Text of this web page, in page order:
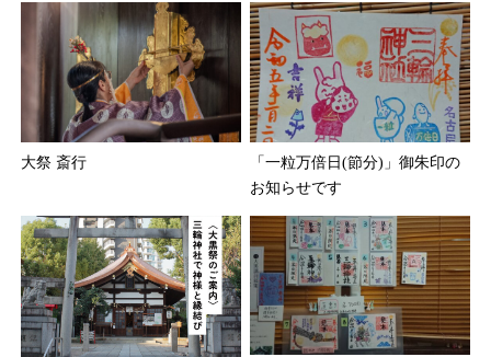
大祭 斎行
「一粒万倍日(節分)」御朱印の
お知らせです